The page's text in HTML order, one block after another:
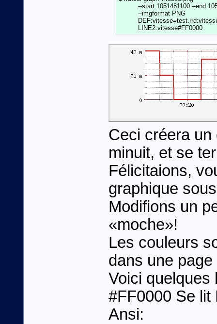
--start 1051481100 --end
--imgformat PNG
Ceci créera
minuit, et se
Félicitaions,
graphique
Modifions un
«moche»!
Les couleurs
dans une
Voici quelques
#FF0000 Se lit
Ansi: